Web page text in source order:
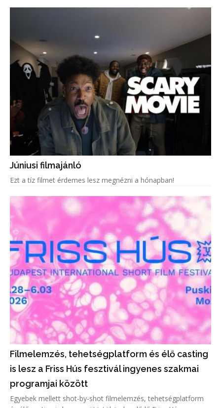
Júniusi filmajánló
Ezt a tíz filmet érdemes lesz megnézni a hónapban!
Filmelemzés, tehetségplatform és élő casting
is lesz a Friss Hús fesztivál ingyenes szakmai
programjai között
Egyebek mellett shot-by-shot filmelemzés, tehetségplatform